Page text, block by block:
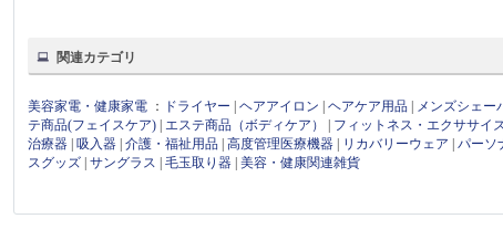
関連カテゴリ
美容家電・健康家電 ： ドライヤー |ヘアアイロン |ヘアケア用品 メンズシェー
テ商品(フェイスケア)
エステ商品（ボディケア） フィットネス・エクササイ
治療器 |吸入器 |介護・福祉用品 |高度管理医療機器 リカバリーウェア |パーソ
スグッズ |サングラス |毛玉取り器 |美容・健康関連雑貨